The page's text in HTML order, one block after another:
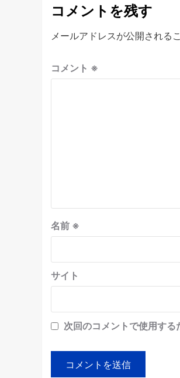
コメントを残す
メールアドレスが公開される
コメント ※
名前 ※
サイト
次回のコメントで使用する